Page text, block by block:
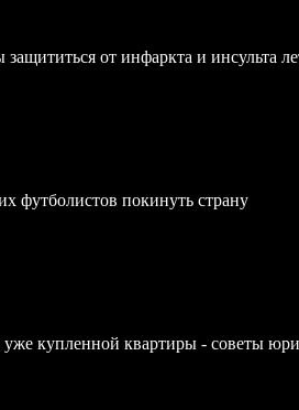
защититься от инфаркта и инсульта
футболистов покинуть страну
купленной квартиры - советы